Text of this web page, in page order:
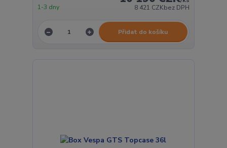
8 421 CZKbez DPH
1-3 dny
Přidat do košíku